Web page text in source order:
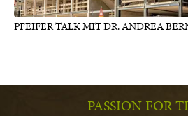
PFEIFER TALK MIT DR. ANDREA
PASSION FOR